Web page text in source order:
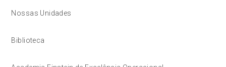
Nossas Unidades
Biblioteca